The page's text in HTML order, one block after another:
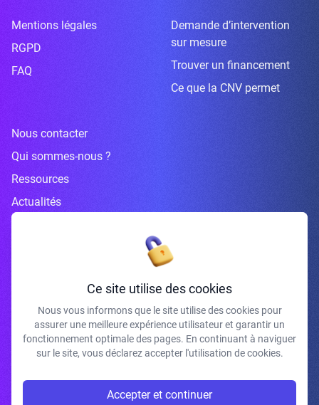
Mentions légales
RGPD
FAQ
Demande d’intervention
sur mesure
Trouver un financement
Ce que la CNV permet
Nous contacter
Qui sommes-nous ?
Ressources
Actualités
Inscrivez-vous à la newsletter
J'accepte de recevoir vos e-mails et confirme avoir pris connaissance de
votre politique de confidentialité et mentions légales.
Ce site utilise des cookies
Nous vous informons que le site utilise des cookies pour
assurer une meilleure expérience utilisateur et garantir un
fonctionnement optimale des pages. En continuant à naviguer
sur le site, vous déclarez accepter l'utilisation de cookies.
Accepter et continuer